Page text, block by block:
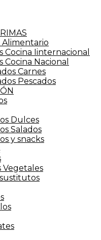
Cocina Iinternacional
Cocina Nacional
Carnes
Pescados
Dulces
Salados
y snacks
Vegetales